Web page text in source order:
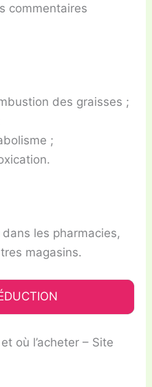
commentaires
des graisses ;
;
dans les pharmacies,
magasins.
où l’acheter – Site